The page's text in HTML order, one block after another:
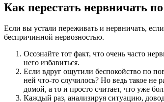
Как перестать нервничать
Если вы устали переживать и нервничать,
беспричинной нервозностью.
Осознайте тот факт, что очень часто
него избавиться.
Если вдруг ощутили беспокойство по
ней что-то случилось? Но ведь такое не
домой, а то и просто считает, что уже
Каждый раз, анализируя ситуацию,